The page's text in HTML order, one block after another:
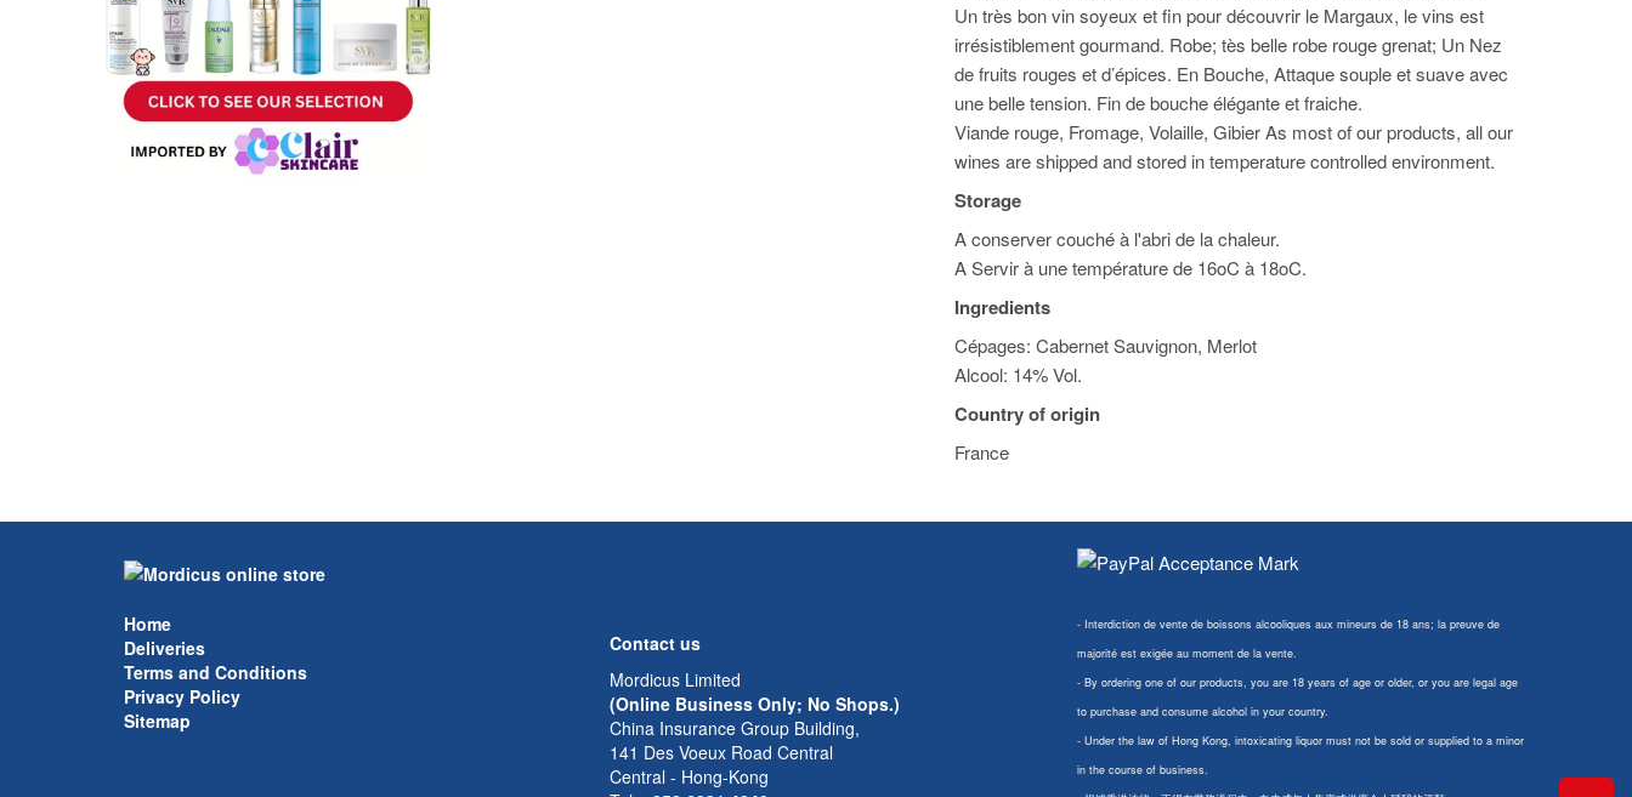
Un très bon vin soyeux et fin pour découvrir le Margaux, le vins est
irrésistiblement gourmand. Robe; tès belle robe rouge grenat; Un Nez
de fruits rouges et d’épices. En Bouche, Attaque souple et suave avec
une belle tension. Fin de bouche élégante et fraiche.
Viande rouge, Fromage, Volaille, Gibier As most of our products, all our
wines are shipped and stored in temperature controlled environment.
Storage
A conserver couché à l'abri de la chaleur.
A Servir à une température de 16oC à 18oC.
Ingredients
Cépages: Cabernet Sauvignon, Merlot
Alcool: 14% Vol.
Country of origin
France
Home
Deliveries
Terms and Conditions
Privacy Policy
Sitemap
Contact us
Mordicus Limited
(Online Business Only; No Shops.)
China Insurance Group Building,
141 Des Voeux Road Central
Central - Hong-Kong
- Interdiction de vente de boissons alcooliques aux mineurs de 18 ans; la preuve de
majorité est exigée au moment de la vente.
- By ordering one of our products, you are 18 years of age or older, or you are legal age
to purchase and consume alcohol in your country.
- Under the law of Hong Kong, intoxicating liquor must not be sold or supplied to a minor
in the course of business.